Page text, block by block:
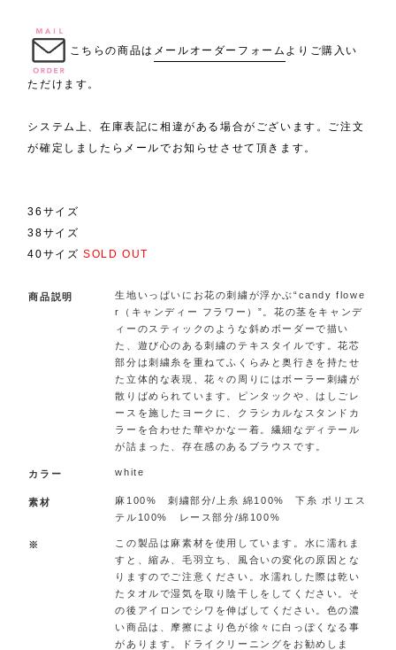
こちらの商品は メールオーダーフォーム よりご購入い
ただけます。
システム上、在庫表記に相違がある場合がございます。ご注文
が確定しましたらメールでお知らせさせて頂きます。
36サイズ
38サイズ
40サイズSOLD OUT
商品説明
生地いっぱいにお花の刺繍が浮かぶ“candy flowe
r（キャンディー フラワー）”。花の茎をキャンデ
ィーのスティックのような斜めボーダーで描い
た、遊び心のある刺繍のテキスタイルです。花芯
部分は刺繍糸を重ねてふくらみと奥行きを持たせ
た立体的な表現、花々の周りにはボーラー刺繍が
散りばめられています。ピンタックや、はしごレ
ースを施したヨークに、クラシカルなスタンドカ
ラーを合わせた華やかな一着。繊細なディテール
が詰まった、存在感のあるブラウスです。
カラー white
素材
麻100% 刺繍部分/上糸 綿100% 下糸 ポリエス
テル100% レース部分/綿100%
※
この製品は麻素材を使用しています。水に濡れま
すと、縮み、毛羽立ち、風合いの変化の原因とな
りますのでご注意ください。水濡れした際は乾い
たタオルで湿気を取り陰干しをしてください。そ
の後アイロンでシワを伸ばしてください。色の濃
い商品は、摩擦により色が徐々に白っぽくなる事
があります。ドライクリーニングをお勧めしま